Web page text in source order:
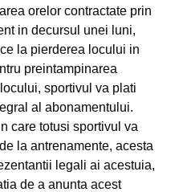
orelor contractate prin
in decursul unei luni,
la pierderea locului in
preintampinarea
sportivul va plati
al abonamentului.
care totusi sportivul va
la antrenamente, acesta
legali ai acestuia,
de a anunta acest